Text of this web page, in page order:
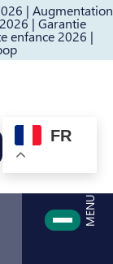
| Augmentation
| Garantie
enfance 2026 |
page
quelque
FR
MENU